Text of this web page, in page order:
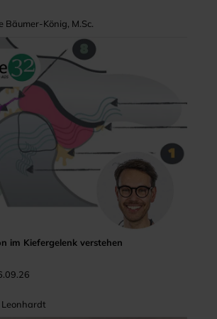
Bäumer-König, M.Sc.
im Kiefergelenk verstehen